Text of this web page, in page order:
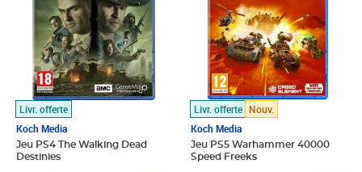
Livr. offerte
Koch Media
Jeu PS4 The Walking Dead
Destinies
Livr. offerte Nouv.
Koch Media
Jeu PS5 Warhammer 40000
Speed Freeks